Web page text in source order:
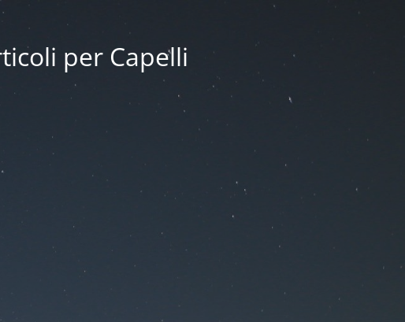
per Capelli